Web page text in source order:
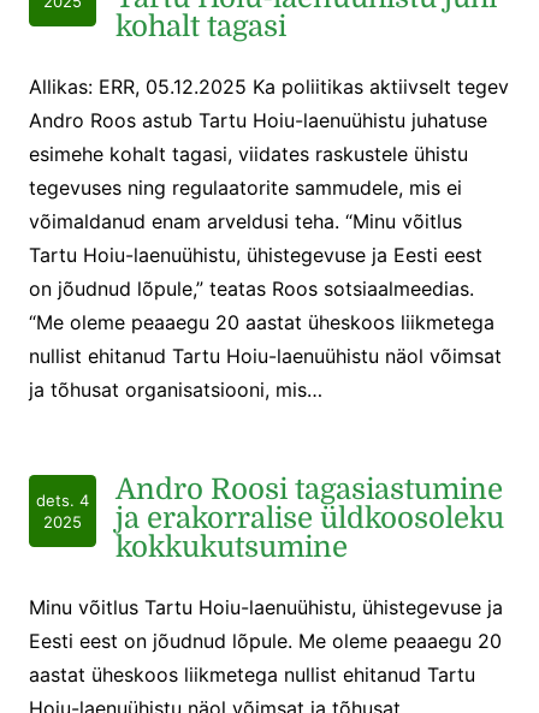
kohalt tagasi
Allikas: ERR, 05.12.2025 Ka poliitikas aktiivselt tegev
Andro Roos astub Tartu Hoiu-laenuühistu juhatuse
esimehe kohalt tagasi, viidates raskustele ühistu
tegevuses ning regulaatorite sammudele, mis ei
võimaldanud enam arveldusi teha. “Minu võitlus
Tartu Hoiu-laenuühistu, ühistegevuse ja Eesti eest
on jõudnud lõpule,” teatas Roos sotsiaalmeedias.
“Me oleme peaaegu 20 aastat üheskoos liikmetega
nullist ehitanud Tartu Hoiu-laenuühistu näol võimsat
ja tõhusat organisatsiooni, mis…
dets. 4
2025
Andro Roosi tagasiastumine
ja erakorralise üldkoosoleku
kokkukutsumine
Minu võitlus Tartu Hoiu-laenuühistu, ühistegevuse ja
Eesti eest on jõudnud lõpule. Me oleme peaaegu 20
aastat üheskoos liikmetega nullist ehitanud Tartu